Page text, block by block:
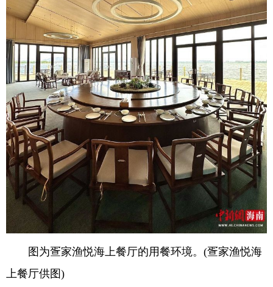
图为疍家渔悦海上餐厅的用餐环境。(疍家渔悦海
上餐厅供图)